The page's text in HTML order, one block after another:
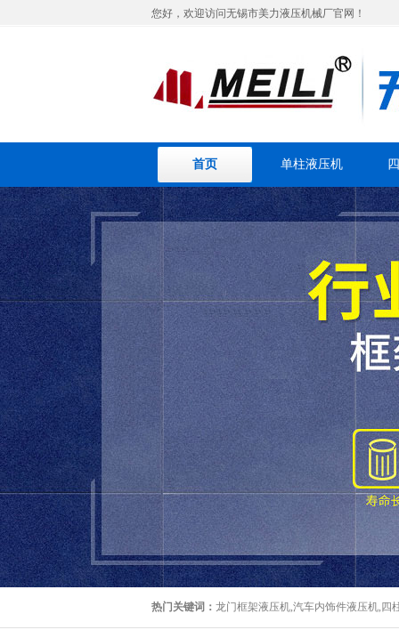
您好，欢迎访问无锡市美力液压机械厂官网！
首页 单柱液压机
热门关键词： 龙门框架液压机,汽车内饰件液压机,四